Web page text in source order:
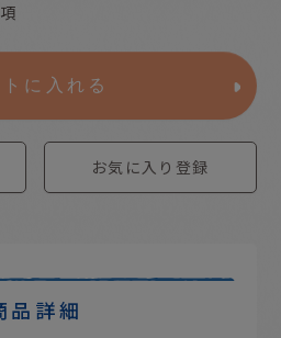
に入れる
お気に入り登録
品詳細